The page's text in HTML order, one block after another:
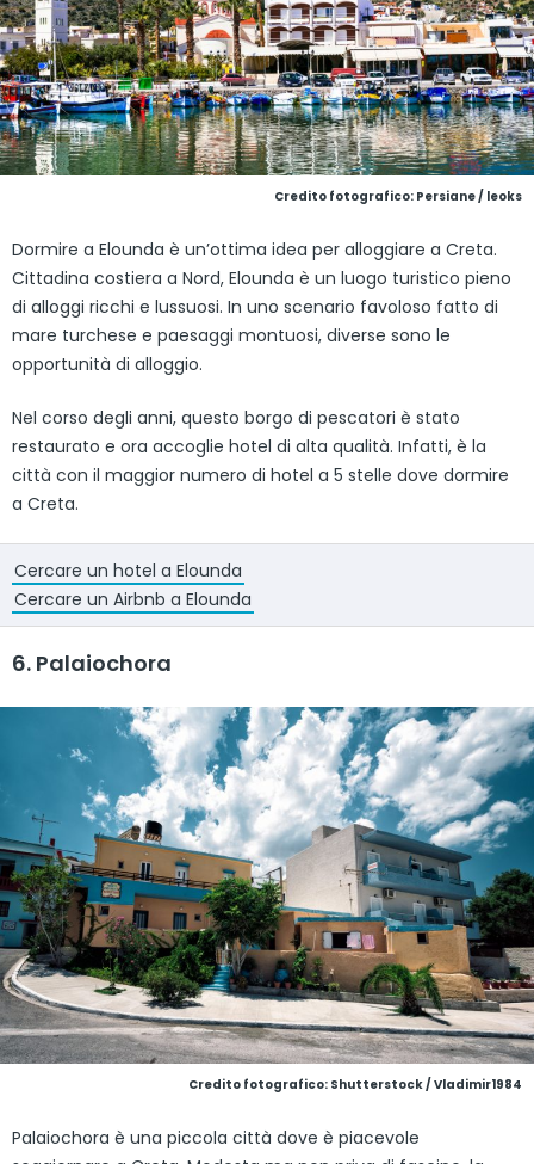
Credito fotografico: Persiane / leoks
Dormire a Elounda è un’ottima idea per alloggiare a Creta.
Cittadina costiera a Nord, Elounda è un luogo turistico pieno
di alloggi ricchi e lussuosi. In uno scenario favoloso fatto di
mare turchese e paesaggi montuosi, diverse sono le
opportunità di alloggio.
Nel corso degli anni, questo borgo di pescatori è stato
restaurato e ora accoglie hotel di alta qualità. Infatti, è la
città con il maggior numero di hotel a 5 stelle dove dormire
a Creta.
Cercare un hotel a Elounda
Cercare un Airbnb a Elounda
6. Palaiochora
Credito fotografico: Shutterstock / Vladimir1984
Palaiochora è una piccola città dove è piacevole